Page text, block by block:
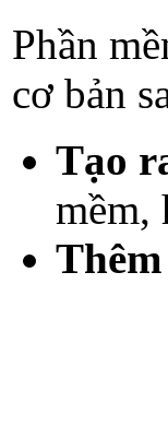
Phần
cơ bản
Tạo
mềm,